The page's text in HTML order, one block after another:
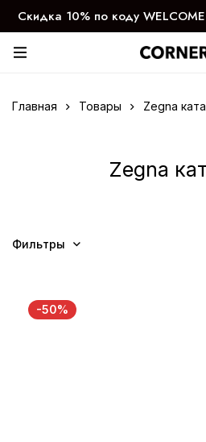
Скидка 10% по коду
дня
Главная Товары Zegna
Zegna
Фильтры
-50%